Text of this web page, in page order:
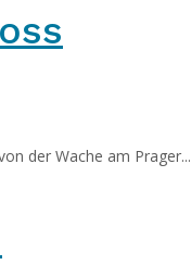
der Wache am Prager...